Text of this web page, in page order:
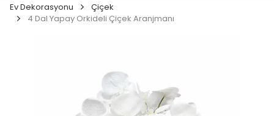
Ev Dekorasyonu
Çiçek
4 Dal Yapay Orkideli Çiçek Aranjmanı